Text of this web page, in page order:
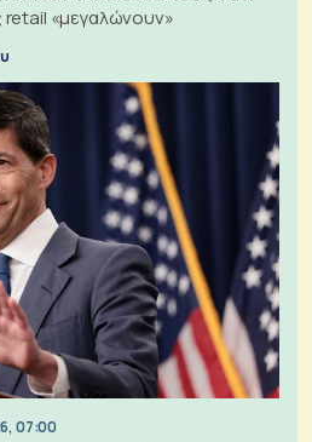
retail «μεγαλώνουν»
07:00